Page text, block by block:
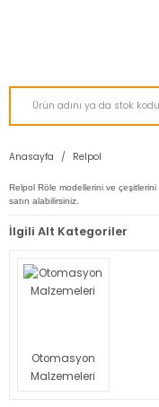
Anasayfa Relpol
Relpol Röle modellerini ve
satın alabilirsiniz.
İlgili Alt Kategoriler
Otomasyon
Malzemeleri